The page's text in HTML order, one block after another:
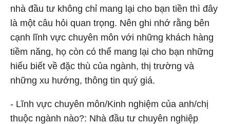
nhà đầu tư không chỉ mang lại cho bạn tiền thì đây
là một câu hỏi quan trọng. Nên ghi nhớ rằng bên
cạnh lĩnh vực chuyên môn với những khách hàng
tiềm năng, họ còn có thể mang lại cho bạn những
hiểu biết về đặc thù của ngành, thị trường và
những xu hướng, thông tin quý giá.
- Lĩnh vực chuyên môn/Kinh nghiệm của anh/chị
thuộc ngành nào?: Nhà đầu tư chuyên nghiệp